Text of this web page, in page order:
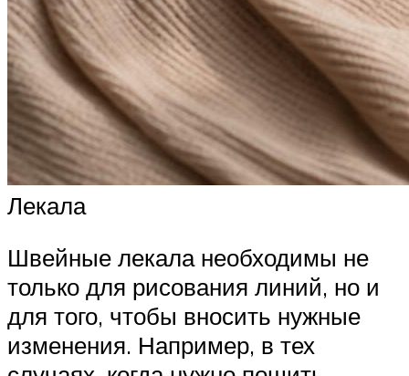
Лекала
Швейные лекала необходимы не
только для рисования линий, но и
для того, чтобы вносить нужные
изменения. Например, в тех